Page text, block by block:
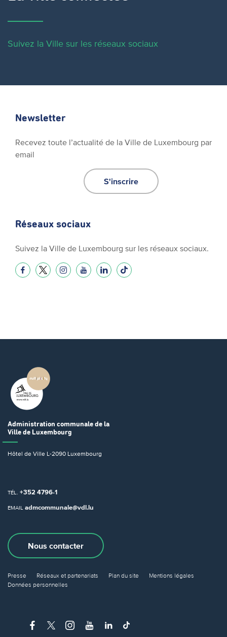
Suivez la Ville sur les réseaux sociaux
Newsletter
Recevez toute l’actualité de la Ville de Luxembourg par
email
S'inscrire
Réseaux sociaux
Suivez la Ville de Luxembourg sur les réseaux sociaux.
Administration communale de la
Ville de Luxembourg
Hôtel de Ville L-2090 Luxembourg
TÉL. +352 4796-1
EMAIL admcommunale@vdl.lu
Nous contacter
Presse Réseaux et partenariats Plan du site
Mentions légales
Données personnelles